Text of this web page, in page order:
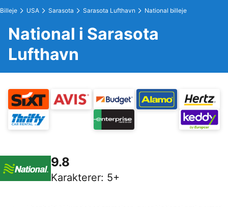
Billeje USA Sarasota Sarasota Lufthavn National billeje
National i Sarasota
Lufthavn
9.8
Karakterer: 5+